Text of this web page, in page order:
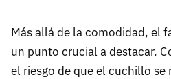
Más allá de la comodidad, el
un punto crucial a destacar.
el riesgo de que el cuchillo se